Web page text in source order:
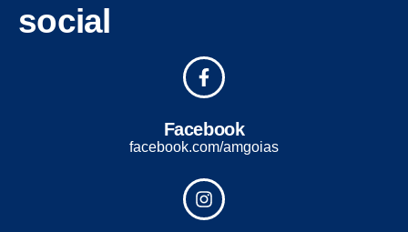
social
Facebook
facebook.com/amgoias